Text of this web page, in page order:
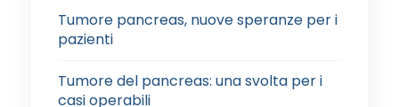
Tumore pancreas, nuove speranze per i
pazienti
Tumore del pancreas: una svolta per i
casi operabili